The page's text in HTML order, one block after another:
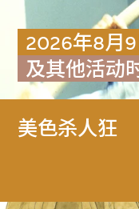
2026年8月9
及其他活动
美色杀人狂